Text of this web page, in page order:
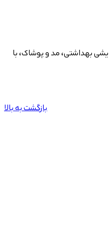
بهداشتی، مد و پوشاک، با
بازگشت به بالا